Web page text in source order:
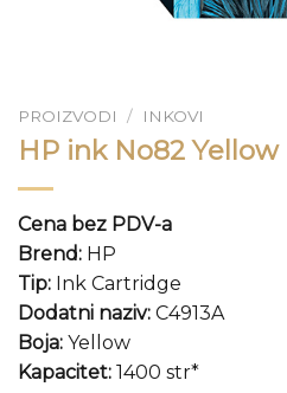
PROIZVODI / INKOVI
HP ink No82 Yellow
Cena bez PDV-a
Brend: HP
Tip: Ink Cartridge
Dodatni naziv: C4913A
Boja: Yellow
Kapacitet: 1400 str*